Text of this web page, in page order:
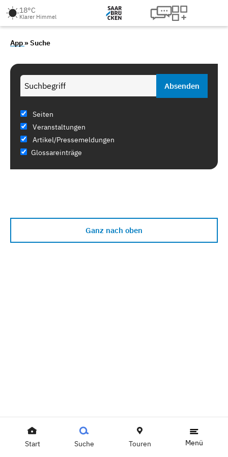
18°C
Klarer Himmel
App » Suche
Seiten
Veranstaltungen
Artikel/Pressemeldungen
Glossareinträge
Ganz nach oben
Start Suche Touren Menü